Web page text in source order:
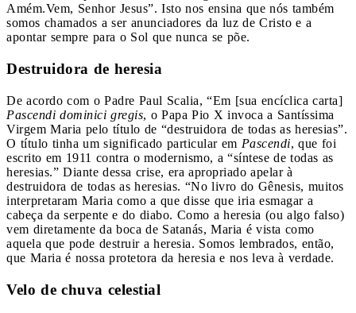
Amém.Vem, Senhor Jesus”. Isto nos ensina que nós também
somos chamados a ser anunciadores da luz de Cristo e a
apontar sempre para o Sol que nunca se põe.
Destruidora de heresia
De acordo com o Padre Paul Scalia, “Em [sua encíclica carta]
Pascendi dominici gregis, o Papa Pio X invoca a Santíssima
Virgem Maria pelo título de “destruidora de todas as heresias”.
O título tinha um significado particular em Pascendi, que foi
escrito em 1911 contra o modernismo, a “síntese de todas as
heresias.” Diante dessa crise, era apropriado apelar à
destruidora de todas as heresias. “No livro do Gênesis, muitos
interpretaram Maria como a que disse que iria esmagar a
cabeça da serpente e do diabo. Como a heresia (ou algo falso)
vem diretamente da boca de Satanás, Maria é vista como
aquela que pode destruir a heresia. Somos lembrados, então,
que Maria é nossa protetora da heresia e nos leva à verdade.
Velo de chuva celestial